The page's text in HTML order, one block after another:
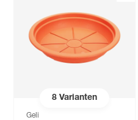
8Varianten
Geli